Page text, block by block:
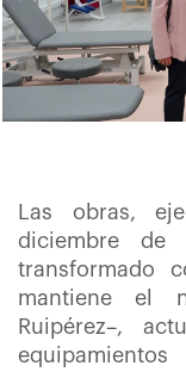
Las obras,
diciembre
transformado
mantiene el
Ruipérez–,